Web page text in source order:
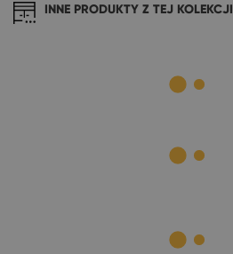
INNE PRODUKTY Z TEJ KOLEKCJI